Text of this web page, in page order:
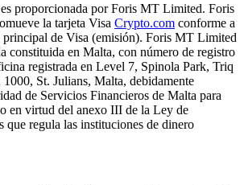
proporcionada por Foris MT Limited. Foris
la tarjeta Visa Crypto.com conforme a
principal de Visa (emisión). Foris MT Limited
constituida en Malta, con número de registro
registrada en Level 7, Spinola Park, Triq
St. Julians, Malta, debidamente
de Servicios Financieros de Malta para
en virtud del anexo III de la Ley de
que regula las instituciones de dinero